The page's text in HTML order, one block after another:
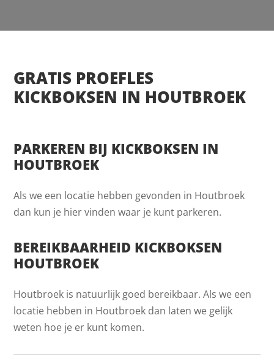
GRATIS PROEFLES
KICKBOKSEN IN HOUTBROEK
PARKEREN BIJ KICKBOKSEN IN
HOUTBROEK
Als we een locatie hebben gevonden in Houtbroek
dan kun je hier vinden waar je kunt parkeren.
BEREIKBAARHEID KICKBOKSEN
HOUTBROEK
Houtbroek is natuurlijk goed bereikbaar. Als we een
locatie hebben in Houtbroek dan laten we gelijk
weten hoe je er kunt komen.